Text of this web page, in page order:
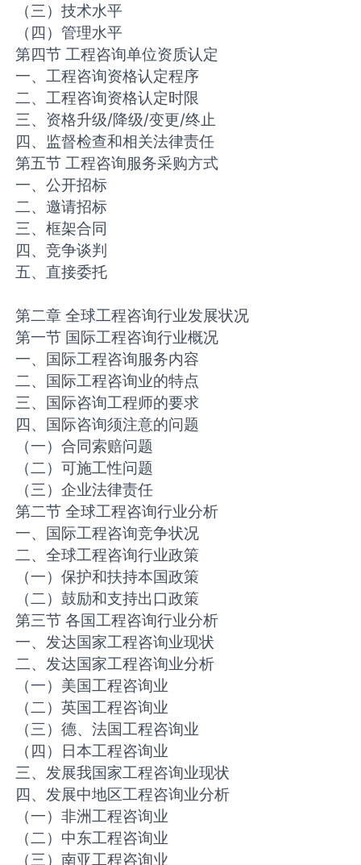
（三）技术水平
（四）管理水平
第四节 工程咨询单位资质认定
一、工程咨询资格认定程序
二、工程咨询资格认定时限
三、资格升级/降级/变更/终止
四、监督检查和相关法律责任
第五节 工程咨询服务采购方式
一、公开招标
二、邀请招标
三、框架合同
四、竞争谈判
五、直接委托
第二章 全球工程咨询行业发展状况
第一节 国际工程咨询行业概况
一、国际工程咨询服务内容
二、国际工程咨询业的特点
三、国际咨询工程师的要求
四、国际咨询须注意的问题
（一）合同索赔问题
（二）可施工性问题
（三）企业法律责任
第二节 全球工程咨询行业分析
一、国际工程咨询竞争状况
二、全球工程咨询行业政策
（一）保护和扶持本国政策
（二）鼓励和支持出口政策
第三节 各国工程咨询行业分析
一、发达国家工程咨询业现状
二、发达国家工程咨询业分析
（一）美国工程咨询业
（二）英国工程咨询业
（三）德、法国工程咨询业
（四）日本工程咨询业
三、发展我国家工程咨询业现状
四、发展中地区工程咨询业分析
（一）非洲工程咨询业
（二）中东工程咨询业
（三）南亚工程咨询业